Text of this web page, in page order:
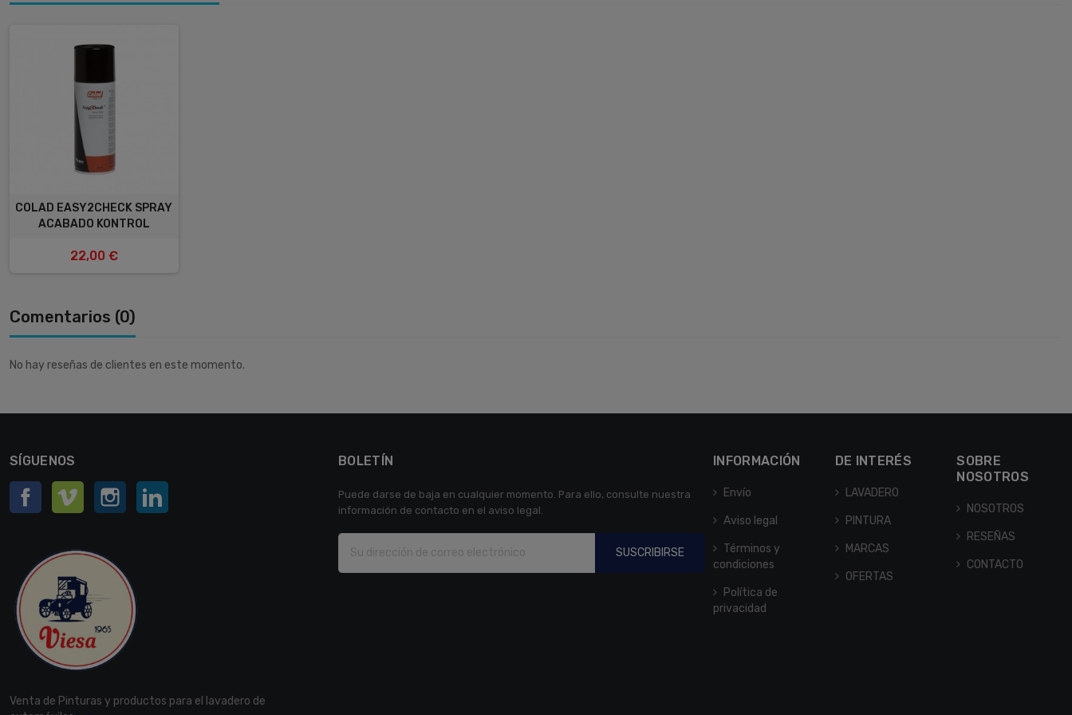
COLAD EASY2CHECK SPRAY
ACABADO KONTROL
22,00 €
Comentarios (0)
No hay reseñas de clientes en este momento.
SÍGUENOS
Facebook Vimeo Instagram
Venta de Pinturas y productos para el lavadero de
BOLETÍN
Puede darse de baja en cualquier momento. Para ello, consulte nuestra
información de contacto en el aviso legal.
SUSCRIBIRSE
INFORMACIÓN
Envío
Aviso legal
Términos y
condiciones
Política de
privacidad
DE INTERÉS
LAVADERO
PINTURA
MARCAS
OFERTAS
SOBRE
NOSOTROS
NOSOTROS
RESEÑAS
CONTACTO